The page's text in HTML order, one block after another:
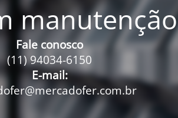
manutenção
Fale conosco
(11) 94034-6150
E-mail: